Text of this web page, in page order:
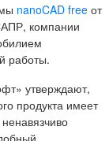
nanoCAD free от
компании
работы.
утверждают,
продукта имеет